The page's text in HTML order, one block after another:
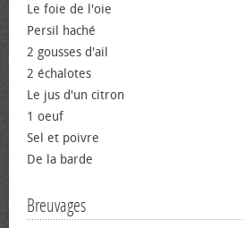
Le foie de l'oie
Persil haché
2 gousses d'ail
2 échalotes
Le jus d'un citron
1 œuf
Sel et poivre
De la barde
Breuvages